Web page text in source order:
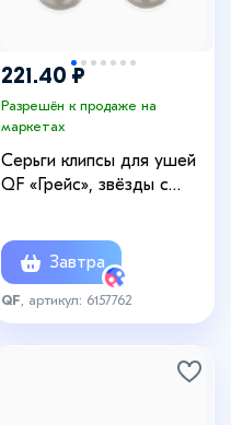
221.40 ₽
Разрешён к продаже на
маркетах
Серьги клипсы для ушей
QF «Грейс», звёзды с
Завтра
QF , артикул: 6157762